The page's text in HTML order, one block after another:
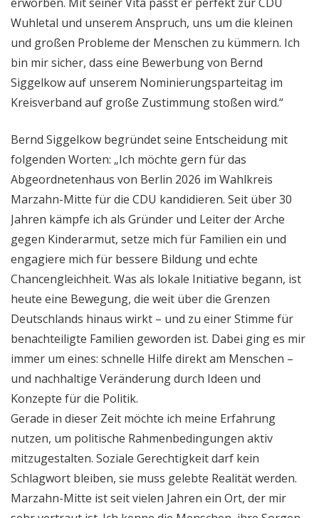
Wuhletal und unserem Anspruch, uns um die kleinen
und großen Probleme der Menschen zu kümmern. Ich
bin mir sicher, dass eine Bewerbung von Bernd
Siggelkow auf unserem Nominierungsparteitag im
Kreisverband auf große Zustimmung stoßen wird.“
Bernd Siggelkow begründet seine Entscheidung mit
folgenden Worten: „Ich möchte gern für das
Abgeordnetenhaus von Berlin 2026 im Wahlkreis
Marzahn-Mitte für die CDU kandidieren. Seit über 30
Jahren kämpfe ich als Gründer und Leiter der Arche
gegen Kinderarmut, setze mich für Familien ein und
engagiere mich für bessere Bildung und echte
Chancengleichheit. Was als lokale Initiative begann, ist
heute eine Bewegung, die weit über die Grenzen
Deutschlands hinaus wirkt – und zu einer Stimme für
benachteiligte Familien geworden ist. Dabei ging es mir
immer um eines: schnelle Hilfe direkt am Menschen –
und nachhaltige Veränderung durch Ideen und
Konzepte für die Politik.
Gerade in dieser Zeit möchte ich meine Erfahrung
nutzen, um politische Rahmenbedingungen aktiv
mitzugestalten. Soziale Gerechtigkeit darf kein
Schlagwort bleiben, sie muss gelebte Realität werden.
Marzahn-Mitte ist seit vielen Jahren ein Ort, der mir